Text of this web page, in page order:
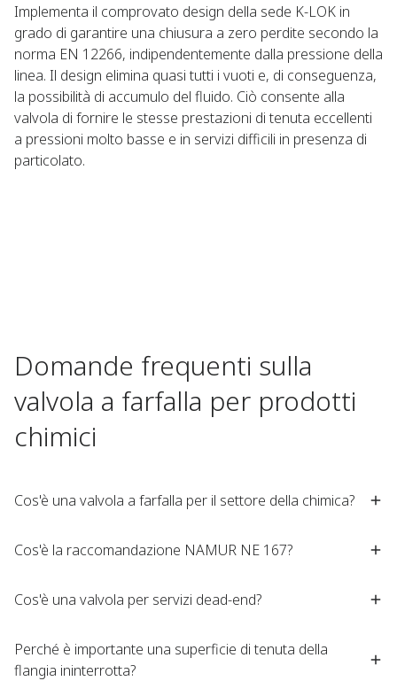
Implementa il comprovato design della sede K-LOK in
grado di garantire una chiusura a zero perdite secondo la
norma EN 12266, indipendentemente dalla pressione della
linea. Il design elimina quasi tutti i vuoti e, di conseguenza,
la possibilità di accumulo del fluido. Ciò consente alla
valvola di fornire le stesse prestazioni di tenuta eccellenti
a pressioni molto basse e in servizi difficili in presenza di
particolato.
Domande frequenti sulla
valvola a farfalla per prodotti
chimici
Cos'è una valvola a farfalla per il settore della chimica?
Cos'è la raccomandazione NAMUR NE 167?
Cos'è una valvola per servizi dead-end?
Perché è importante una superficie di tenuta della
flangia ininterrotta?